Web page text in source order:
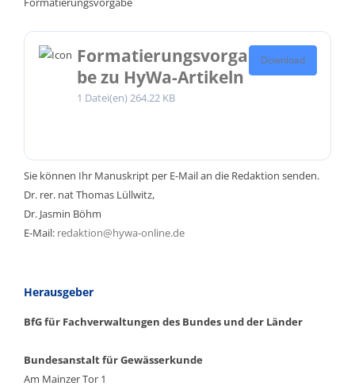
Formatierungsvorga
be zu HyWa-Artikeln
1 Datei(en)264.22 KB
Download
Sie können Ihr Manuskript per E-Mail an die Redaktion senden.
Dr. rer. nat Thomas Lüllwitz,
Dr. Jasmin Böhm
E-Mail: redaktion@hywa-online.de
Herausgeber
BfG für Fachverwaltungen des Bundes und der Länder
Bundesanstalt für Gewässerkunde
Am Mainzer Tor 1